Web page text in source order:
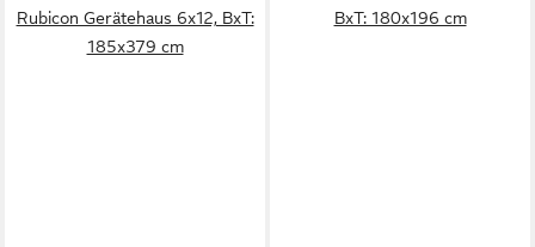
Rubicon Gerätehaus 6x12, BxT:
185x379 cm
BxT: 180x196 cm